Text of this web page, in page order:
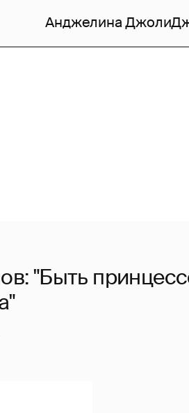
Анджелина Джоли
"Быть